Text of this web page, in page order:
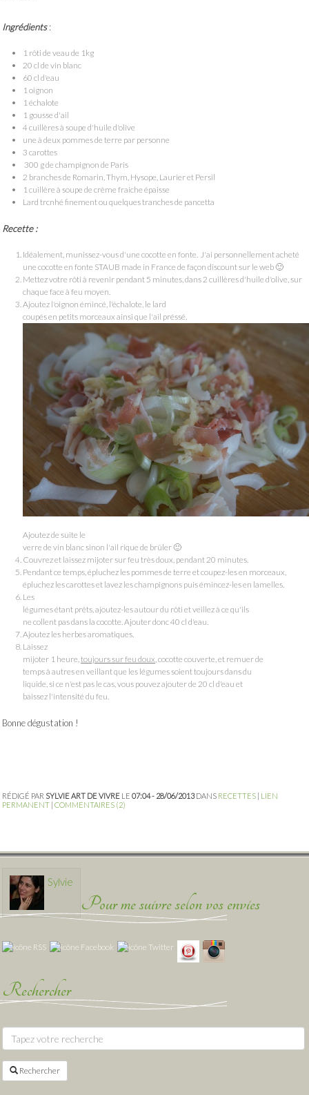
Ingrédients:
1 rôti de veau de 1kg
20 cl de vin blanc
60 cl d'eau
1 oignon
1 échalote
1 gousse d'ail
4 cuillères à soupe d'huile d'olive
une à deux pommes de terre par personne
3 carottes
300 g de champignon de Paris
2 branches de Romarin, Thym, Hysope, Laurier et Persil
1 cuillère à soupe de crème fraiche épaisse
Lard trcnhé finement ou quelques tranches de pancetta
Recette :
Idéalement, munissez-vous d'une cocotte en fonte. J'ai personnellement acheté
une cocotte en fonte STAUB made in France de façon discount sur le web 🙂
Mettez votre rôti à revenir pendant 5 minutes, dans 2 cuillères d'huile d'olive, sur
chaque face à feu moyen.
Ajoutez l'oignon émincé, l'échalote, le lard
coupés en petits morceaux ainsi que l'ail préssé.
Ajoutez de suite le
verre de vin blanc sinon l'ail rique de brûler 🙂
Couvrez et laissez mijoter sur feu très doux, pendant 20 minutes.
Pendant ce temps, épluchez les pommes de terre et coupez-les en morceaux,
épluchez les carottes et lavez les champignons puis émincez-les en lamelles.
Les
légumes étant prêts, ajoutez-les autour du rôti et veillez à ce qu'ils
ne collent pas dans la cocotte. Ajouter donc 40 cl d'eau.
Ajoutez les herbes aromatiques.
Laissez
mijoter 1 heure,toujours sur feu doux, cocotte couverte, et remuer de
temps à autres en veillant que les légumes soient toujours dans du
liquide, si ce n'est pas le cas, vous pouvez ajouter de 20 cl d'eau et
baissez l'intensité du feu.
Bonne dégustation !
RÉDIGÉ PAR SYLVIE ART DE VIVRE LE 07:04 - 28/06/2013DANS RECETTES
LIEN
PERMANENT COMMENTAIRES (2)
Sylvie
Pour me suivre selon vos envies
Rechercher
Rechercher